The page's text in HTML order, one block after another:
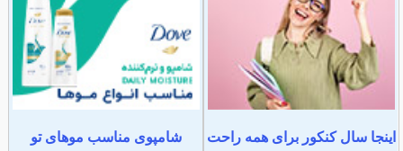
اینجا سال کنکور برای همه راحت
شامپوی مناسب موهای تو